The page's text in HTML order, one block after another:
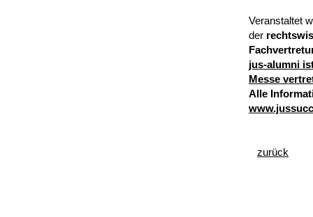
Veranstaltet
der
jus-alumni
Messe
Alle
zurück